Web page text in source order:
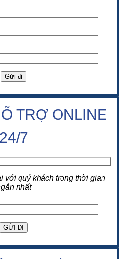
TRỢ ONLINE
24/7
với quý khách trong thời gian
nhất